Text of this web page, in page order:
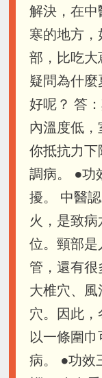
解決，在
寒的地方
部，比吃大
疑問為什
好呢？ 答
內溫度低
你抵抗力
調病。 ●功
擾。 中醫
火，是致
位。頸部是
管，還有
大椎穴、
穴。因此
以一條圍
病。 ●功效